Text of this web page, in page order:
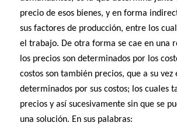
precio de esos bienes, y en forma
sus factores de producción, entre los
el trabajo. De otra forma se cae en una
los precios son determinados por los
costos son también precios, que a su vez
determinados por sus costos; los cuales
precios y así sucesivamente sin que se
una solución. En sus palabras: